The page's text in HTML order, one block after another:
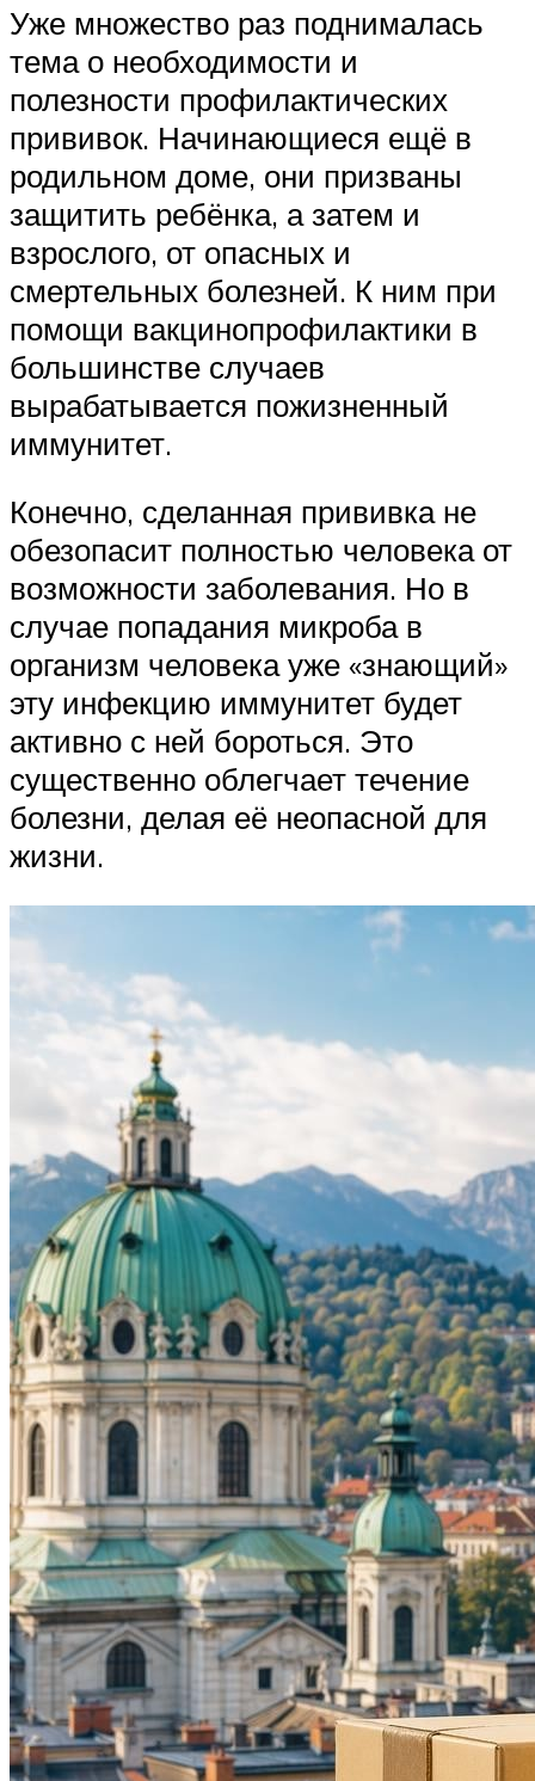
Уже множество раз поднималась
тема о необходимости и
полезности профилактических
прививок. Начинающиеся ещё в
родильном доме, они призваны
защитить ребёнка, а затем и
взрослого, от опасных и
смертельных болезней. К ним при
помощи вакцинопрофилактики в
большинстве случаев
вырабатывается пожизненный
иммунитет.
Конечно, сделанная прививка не
обезопасит полностью человека от
возможности заболевания. Но в
случае попадания микроба в
организм человека уже «знающий»
эту инфекцию иммунитет будет
активно с ней бороться. Это
существенно облегчает течение
болезни, делая её неопасной для
жизни.